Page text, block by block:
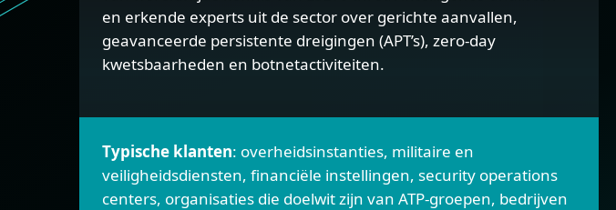
en erkende experts uit de sector over gerichte aanvallen,
geavanceerde persistente dreigingen (APT’s), zero-day
kwetsbaarheden en botnetactiviteiten.
Typische klanten: overheidsinstanties, militaire en
veiligheidsdiensten, financiële instellingen, security operations
centers, organisaties die doelwit zijn van ATP-groepen, bedrijven